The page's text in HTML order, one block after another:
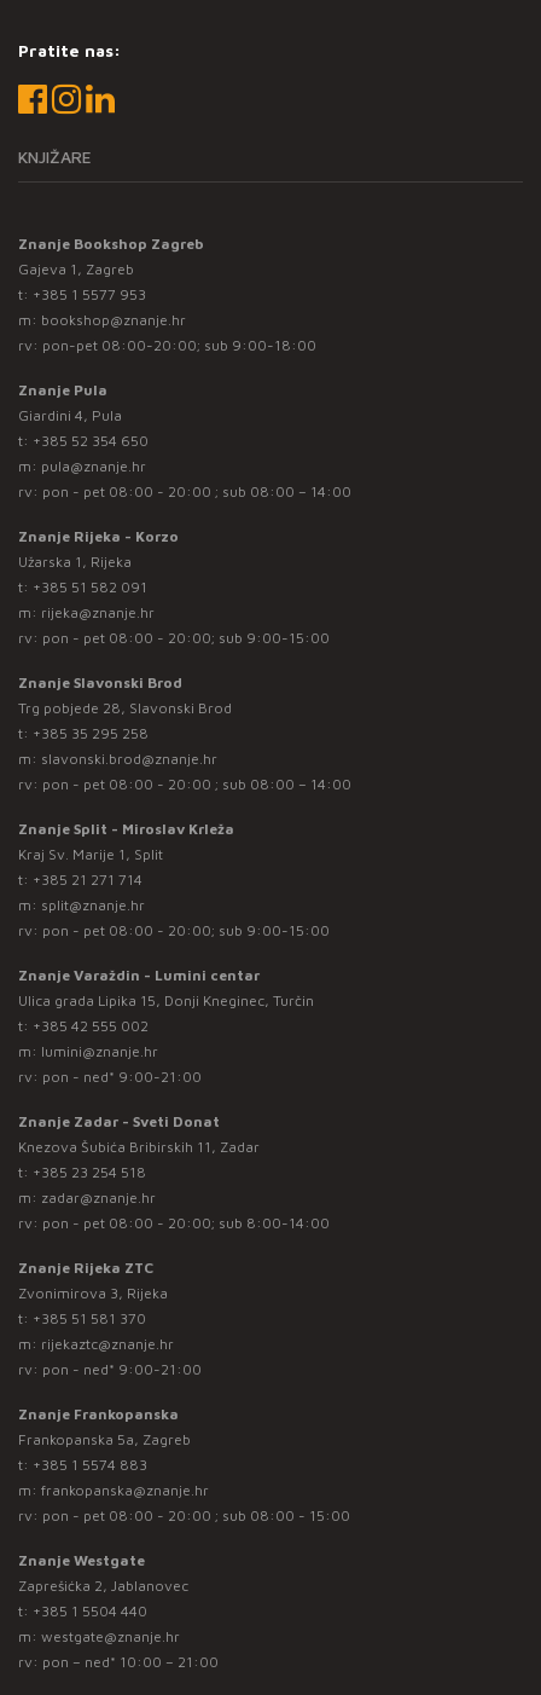
Pratite nas:
KNJIŽARE
Znanje Bookshop Zagreb
Gajeva 1, Zagreb
t: +385 1 5577 953
m: bookshop@znanje.hr
rv: pon-pet 08:00-20:00; sub 9:00-18:00
Znanje Pula
Giardini 4, Pula
t: +385 52 354 650
m: pula@znanje.hr
rv: pon - pet 08:00 - 20:00 ; sub 08:00 – 14:00
Znanje Rijeka - Korzo
Užarska 1, Rijeka
t: +385 51 582 091
m: rijeka@znanje.hr
rv: pon - pet 08:00 - 20:00; sub 9:00-15:00
Znanje Slavonski Brod
Trg pobjede 28, Slavonski Brod
t: +385 35 295 258
m: slavonski.brod@znanje.hr
rv: pon - pet 08:00 - 20:00 ; sub 08:00 – 14:00
Znanje Split - Miroslav Krleža
Kraj Sv. Marije 1, Split
t: +385 21 271 714
m: split@znanje.hr
rv: pon - pet 08:00 - 20:00; sub 9:00-15:00
Znanje Varaždin - Lumini centar
Ulica grada Lipika 15, Donji Kneginec, Turčin
t: +385 42 555 002
m: lumini@znanje.hr
rv: pon - ned* 9:00-21:00
Znanje Zadar - Sveti Donat
Knezova Šubića Bribirskih 11, Zadar
t: +385 23 254 518
m: zadar@znanje.hr
rv: pon - pet 08:00 - 20:00; sub 8:00-14:00
Znanje Rijeka ZTC
Zvonimirova 3, Rijeka
t: +385 51 581 370
m: rijekaztc@znanje.hr
rv: pon - ned* 9:00-21:00
Znanje Frankopanska
Frankopanska 5a, Zagreb
t: +385 1 5574 883
m: frankopanska@znanje.hr
rv: pon - pet 08:00 - 20:00 ; sub 08:00 - 15:00
Znanje Westgate
Zaprešićka 2, Jablanovec
t: +385 1 5504 440
m: westgate@znanje.hr
rv: pon – ned* 10:00 – 21:00